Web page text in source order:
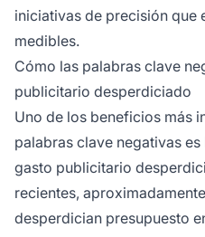
iniciativas de precisión que
medibles.
Cómo las palabras clave
publicitario desperdiciado
Uno de los beneficios más
palabras clave negativas
gasto publicitario
recientes,
desperdician presupuesto